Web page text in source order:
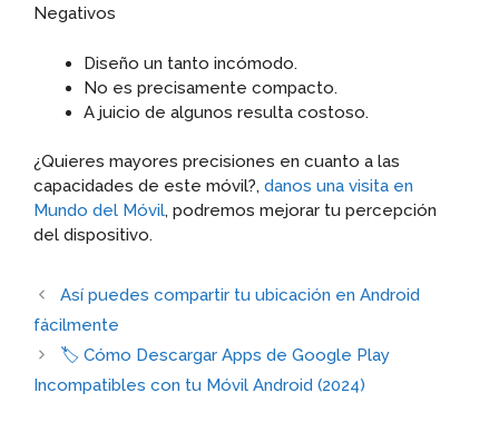
Negativos
Diseño un tanto incómodo.
No es precisamente compacto.
A juicio de algunos resulta costoso.
¿Quieres mayores precisiones en cuanto a las
capacidades de este móvil?, danos una visita en
Mundo del Móvil, podremos mejorar tu percepción
del dispositivo.
Así puedes compartir tu ubicación en Android
fácilmente
🏷️ Cómo Descargar Apps de Google Play
Incompatibles con tu Móvil Android (2024)